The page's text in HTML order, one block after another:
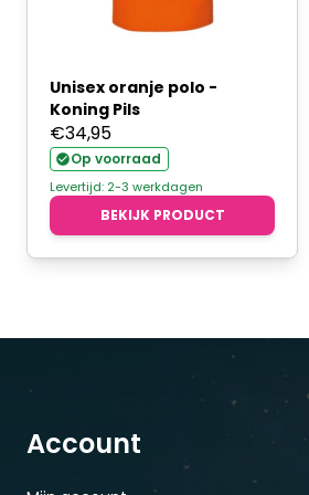
Unisex oranje polo -
Koning Pils
€34,95
Op voorraad
Levertijd: 2-3 werkdagen
BEKIJK PRODUCT
Account